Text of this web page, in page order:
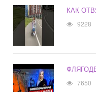
КАК
9228
7650